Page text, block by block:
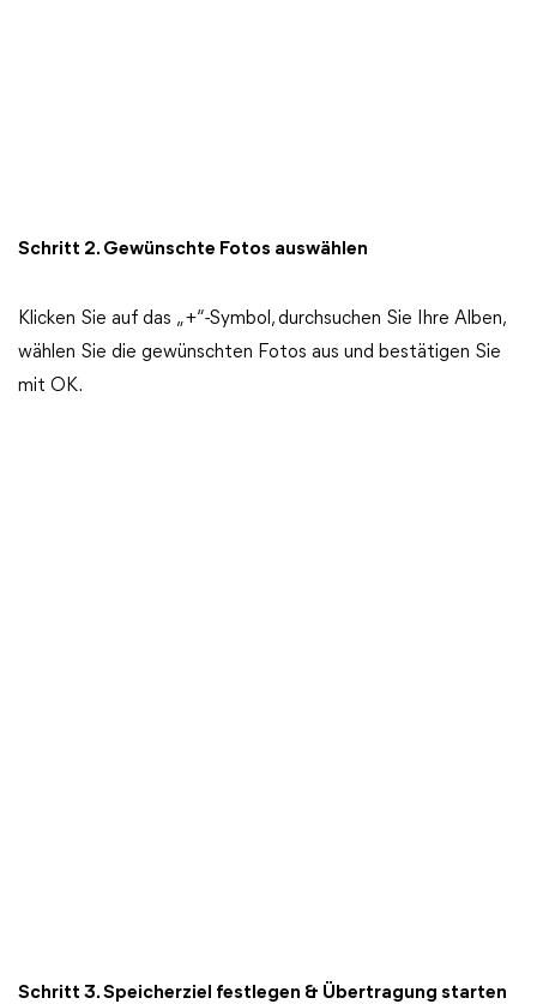
Schritt 2. Gewünschte Fotos auswählen
Klicken Sie auf das „+“-Symbol, durchsuchen Sie Ihre Alben,
wählen Sie die gewünschten Fotos aus und bestätigen Sie
mit OK.
Schritt 3. Speicherziel festlegen & Übertragung starten